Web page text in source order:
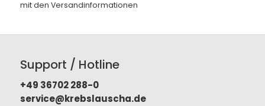
mit den Versandinformationen
Support / Hotline
+49 36702 288-0
service@krebslauscha.de